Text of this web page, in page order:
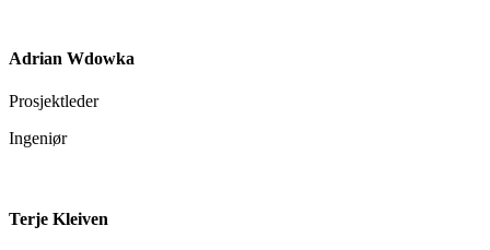
Adrian Wdowka
Prosjektleder
Ingeniør
Terje Kleiven